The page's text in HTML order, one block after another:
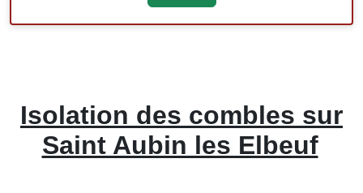
Isolation des combles sur
Saint Aubin les Elbeuf